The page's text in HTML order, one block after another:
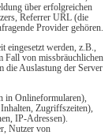
über erfolgreichen
Referrer URL (die
Provider gehören.
eingesetzt werden, z.B.,
Fall von missbräuchlichen
die Auslastung der Server
in Onlineformularen),
Zugriffszeiten),
IP-Adressen).
Nutzer von